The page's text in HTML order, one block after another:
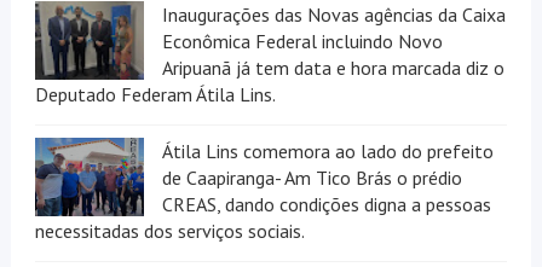
Inaugurações das Novas agências da Caixa
Econômica Federal incluindo Novo
Aripuanã já tem data e hora marcada diz o
Deputado Federam Átila Lins.
Átila Lins comemora ao lado do prefeito
de Caapiranga- Am Tico Brás o prédio
CREAS, dando condições digna a pessoas
necessitadas dos serviços sociais.